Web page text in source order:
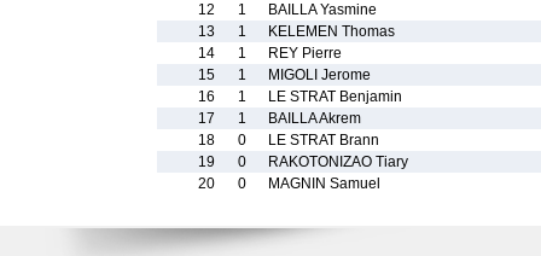
12
1
BAILLA Yasmine
13
1
KELEMEN Thomas
14
1
REY Pierre
15
1
MIGOLI Jerome
16
1
LE STRAT Benjamin
17
1
BAILLA Akrem
18
0
LE STRAT Brann
19
0
RAKOTONIZAO Tiary
20
0 MAGNIN Samuel